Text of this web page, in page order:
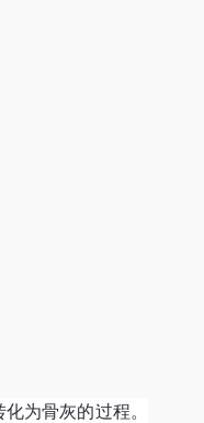
为骨灰的过程。